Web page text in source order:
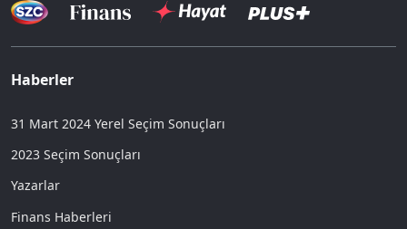
Haberler
31 Mart 2024 Yerel Seçim Sonuçları
2023 Seçim Sonuçları
Yazarlar
Finans Haberleri